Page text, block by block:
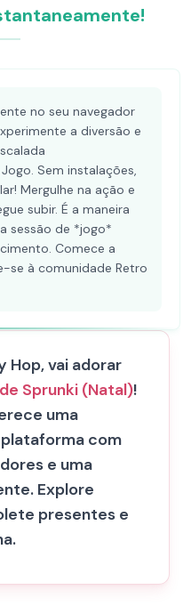
no seu navegador
a diversão e
Sem instalações,
Mergulhe na ação e
subir. É a maneira
sessão de *jogo*
Comece a
se à comunidade Retro
Hop, vai adorar
Sprunki (Natal)!
uma
com
e uma
Explore
presentes e